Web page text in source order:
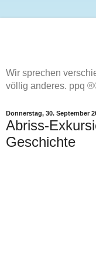
Wir sprechen
völlig anderes. ppq
Donnerstag, 30. September
Abriss-
Geschichte